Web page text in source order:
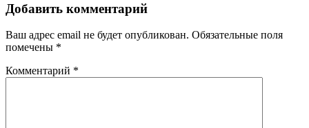
Добавить комментарий
Ваш адрес email не будет опубликован. Обязательные поля
помечены *
Комментарий *